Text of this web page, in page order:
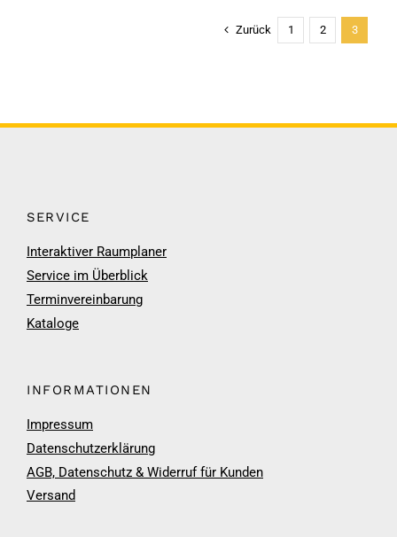
Zurück 1 2 3
SERVICE
Interaktiver Raumplaner
Service im Überblick
Terminvereinbarung
Kataloge
INFORMATIONEN
Impressum
Datenschutzerklärung
AGB, Datenschutz & Widerruf für Kunden
Versand